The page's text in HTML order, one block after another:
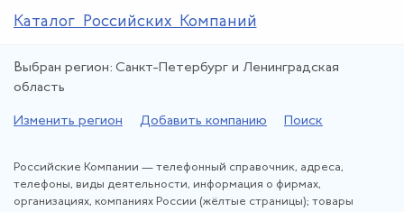
Каталог Российских Компаний
Выбран регион: Санкт-Петербург и Ленинградская
область
Изменить регион Добавить компанию Поиск
Российские Компании — телефонный справочник, адреса,
телефоны, виды деятельности, информация о фирмах,
организациях, компаниях России (жёлтые страницы); товары